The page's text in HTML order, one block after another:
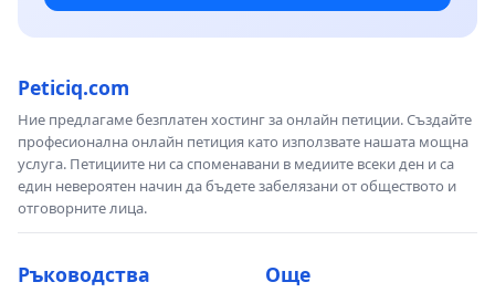
Peticiq.com
Ние предлагаме безплатен хостинг за онлайн петиции. Създайте
професионална онлайн петиция като използвате нашата мощна
услуга. Петициите ни са споменавани в медиите всеки ден и са
един невероятен начин да бъдете забелязани от обществото и
отговорните лица.
Ръководства Още